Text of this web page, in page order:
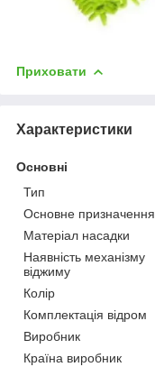
Приховати
Характеристики
Основні
Тип
Основне призначення
Матеріал насадки
Наявність механізму
віджиму
Колір
Комплектація відром
Виробник
Країна виробник